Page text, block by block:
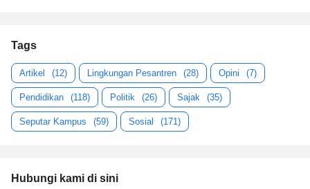
Tags
Artikel (12) Lingkungan Pesantren (28) Opini (7)
Pendidikan (118) Politik (26) Sajak (35)
Seputar Kampus (59) Sosial (171)
Hubungi kami di sini